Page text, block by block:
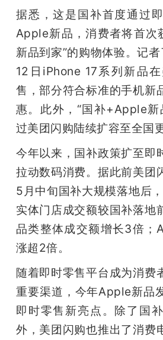
专
题
爱
机
据悉，这是国补首度通过
Apple新品，消费者将首次
新品到家”的购物体验。记
12日iPhone 17系列新品
售，部分符合标准的手机新
惠。此外，“国补+Apple新
过美团闪购陆续扩容至全国
今年以来，国补政策扩至即
拉动数码消费。据此前美团
5月中旬国补大规模落地后
实体门店成交额较国补落地
品类整体成交额增长3倍；
涨超2倍。
随着即时零售平台成为消费
重要渠道，今年Apple新品
即时零售新亮点。除了国
外，美团闪购也推出了消费